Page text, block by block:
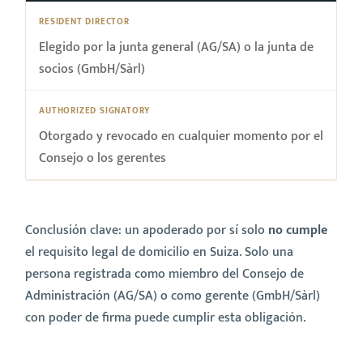
Elegido por la junta general (AG/SA) o la junta de
socios (GmbH/Sàrl)
Otorgado y revocado en cualquier momento por el
Consejo o los gerentes
Conclusión clave: un apoderado por sí solo no cumple
el requisito legal de domicilio en Suiza. Solo una
persona registrada como miembro del Consejo de
Administración (AG/SA) o como gerente (GmbH/Sàrl)
con poder de firma puede cumplir esta obligación.